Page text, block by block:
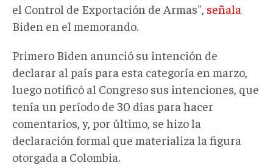
el Control de Exportación de Armas", señala
Biden en el memorando.
Primero Biden anunció su intención de
declarar al país para esta categoría en marzo,
luego notificó al Congreso sus intenciones, que
tenía un período de 30 días para hacer
comentarios, y, por último, se hizo la
declaración formal que materializa la figura
otorgada a Colombia.